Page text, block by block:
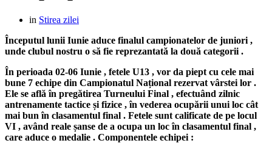
in Stirea zilei
Începutul lunii Iunie aduce finalul campionatelor de juniori ,
unde clubul nostru o să fie reprezantată la două categorii .
În perioada 02-06 Iunie , fetele U13 , vor da piept cu cele mai
bune 7 echipe din Campionatul Național rezervat vârstei lor .
Ele se află în pregătirea Turneului Final , efectuând zilnic
antrenamente tactice și fizice , în vederea ocupării unui loc cât
mai bun în clasamentul final . Fetele sunt calificate de pe locul
VI , având reale șanse de a ocupa un loc în clasamentul final ,
care aduce o medalie . Componentele echipei :